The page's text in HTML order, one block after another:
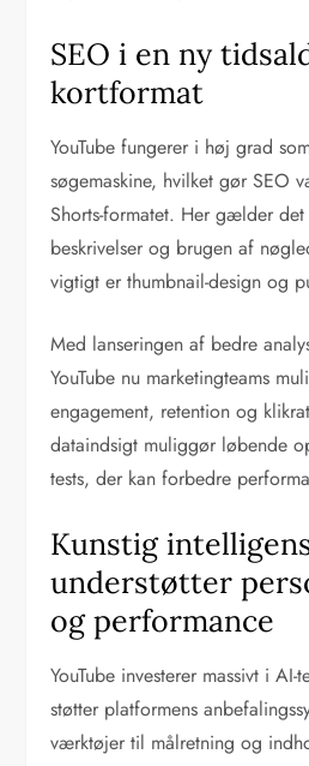
SEO i en ny
kortformat
YouTube fungerer i høj grad
søgemaskine, hvilket gør SEO
Shorts-formatet. Her gælder
beskrivelser og brugen af
vigtigt er thumbnail-design og
Med lanseringen af bedre
YouTube nu marketingteams
engagement, retention og
dataindsigt muliggør løbende
tests, der kan forbedre
Kunstig
understøtter
og performance
YouTube investerer massivt i
støtter platformens
værktøjer til målretning og